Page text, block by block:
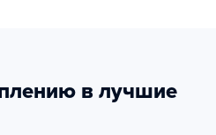
в лучшие